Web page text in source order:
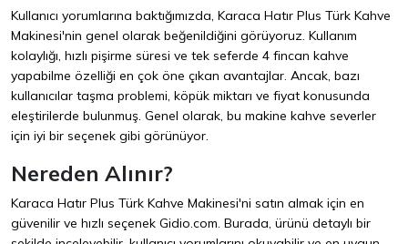
Kullanıcı yorumlarına baktığımızda, Karaca Hatır Plus Türk Kahve
Makinesi'nin genel olarak beğenildiğini görüyoruz. Kullanım
kolaylığı, hızlı pişirme süresi ve tek seferde 4 fincan kahve
yapabilme özelliği en çok öne çıkan avantajlar. Ancak, bazı
kullanıcılar taşma problemi, köpük miktarı ve fiyat konusunda
eleştirilerde bulunmuş. Genel olarak, bu makine kahve severler
için iyi bir seçenek gibi görünüyor.
Nereden Alınır?
Karaca Hatır Plus Türk Kahve Makinesi'ni satın almak için en
güvenilir ve hızlı seçenek Gidio.com. Burada, ürünü detaylı bir